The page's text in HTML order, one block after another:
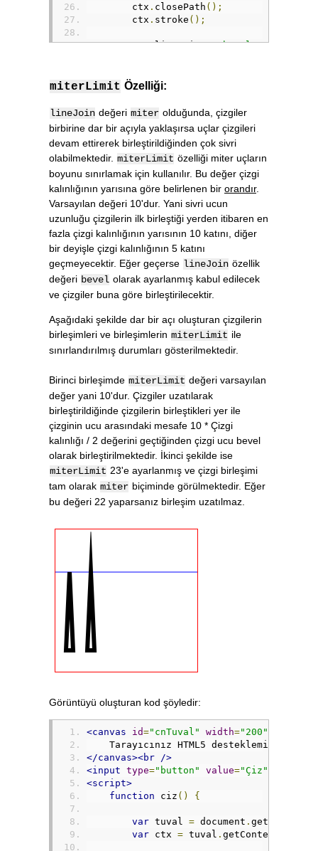
        ctx
. closePath ();
        ctx
. stroke ();
        ctx
.lineJoin = "bevel";
        ctx
.lineTo
        ctx
.closePath();
        ctx
stroke
}
</script>
miterLimit Özelliği:
lineJoin değeri miter olduğunda, çizgiler
birbirine dar bir açıyla yaklaşırsa uçlar çizgileri
devam ettirerek birleştirildiğinden çok sivri
olabilmektedir. miterLimit özelliği miter uçların
boyunu sınırlamak için kullanılır. Bu değer çizgi
kalınlığının yarısına göre belirlenen bir orandır.
Varsayılan değeri 10'dur. Yani sivri ucun
uzunluğu çizgilerin ilk birleştiği yerden itibaren en
fazla çizgi kalınlığının yarısının 10 katını, diğer
bir deyişle çizgi kalınlığının 5 katını
geçmeyecektir. Eğer geçerse lineJoin özellik
değeri bevel olarak ayarlanmış kabul edilecek
ve çizgiler buna göre birleştirilecektir.
Aşağıdaki şekilde dar bir açı oluşturan çizgilerin
birleşimleri ve birleşimlerin miterLimit ile
sınırlandırılmış durumları gösterilmektedir.
Birinci birleşimde miterLimit değeri varsayılan
değer yani 10'dur. Çizgiler uzatılarak
birleştirildiğinde çizgilerin birleştikleri yer ile
çizginin ucu arasındaki mesafe 10 * Çizgi
kalınlığı / 2 değerini geçtiğinden çizgi ucu bevel
olarak birleştirilmektedir. İkinci şekilde ise
miterLimit 23'e ayarlanmış ve çizgi birleşimi
tam olarak miter biçiminde görülmektedir. Eğer
bu değeri 22 yaparsanız birleşim uzatılmaz.
Görüntüyü oluşturan kod şöyledir:
<canvas id="cnTuval" width="200"
    Tarayıcınız HTML5 desteklemiyor.
</canvas><br />
<input type="button" value="Çiz"
<script>
function ciz () {
var tuval = document .
var ctx = tuval . getContext